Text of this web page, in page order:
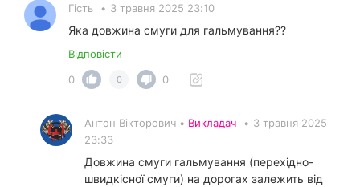
Гість • 3 травня 2025 23:10
Яка довжина смуги для гальмування??
Відповісти
0
0 0
Антон Вікторович • Викладач • 3 травня 2025
23:33
Довжина смуги гальмування (перехідно-
швидкісної смуги) на дорогах залежить від